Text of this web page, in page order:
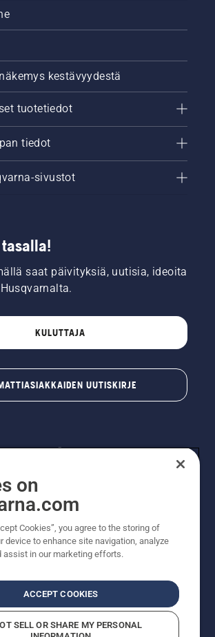
kestävyydestä
tuotetiedot
tiedot
sivustot
saat päivityksiä, uutisia, ideoita
KULUTTAJA
UUTISKIRJE
AB (publ). Kaikki oikeudet pidätetään.
suositushintoja. Varaamme oikeudet
kirjoitus- ja sisältövirheisiin. Sivusto
mahdollisimman ajantasaisena ja
(sis. alv), ellei tuotetta voi ostaa
verkkosivustoltamme.
KäyttöehdotTietosuojailmoitusTiedot
on
Cookies”, you agree to the storing of
device to enhance site navigation, analyze
assist in our marketing efforts.
ACCEPT COOKIES
SELL OR SHARE MY PERSONAL